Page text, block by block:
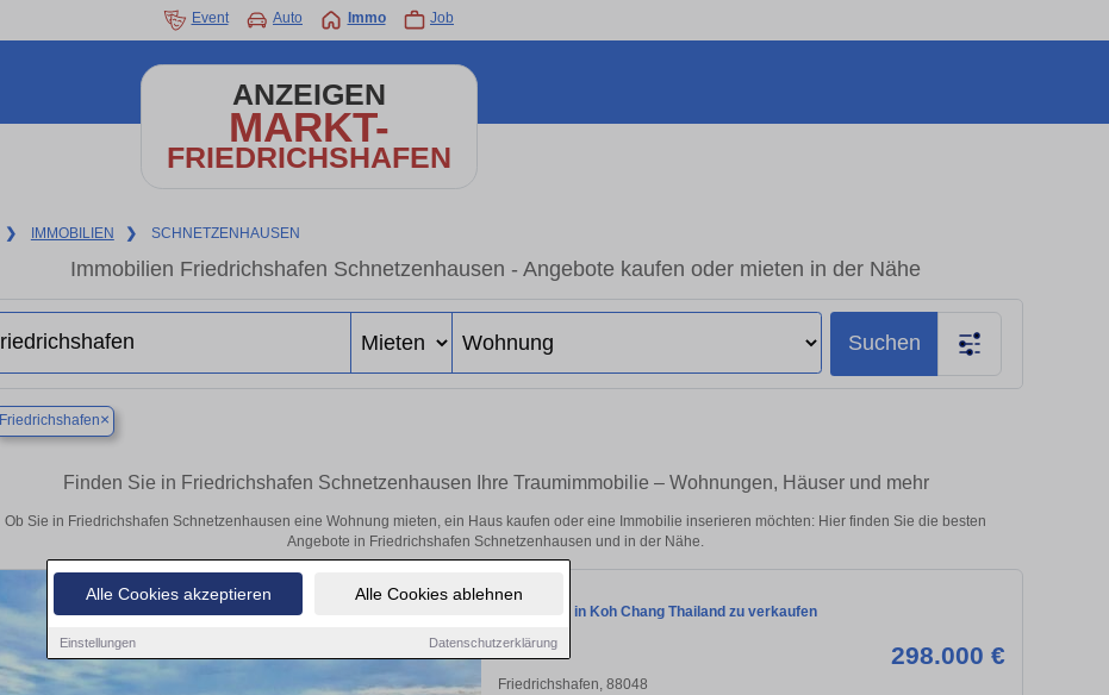
Alle Cookies akzeptieren Alle Cookies ablehnen
Einstellungen Datenschutzerklärung
Event Auto Immo Job
ANZEIGEN
MARKT-
FRIEDRICHSHAFEN
❯ IMMOBILIEN ❯ SCHNETZENHAUSEN
Immobilien Friedrichshafen Schnetzenhausen - Angebote kaufen oder mieten in der Nähe
Suchen
Friedrichshafen×
Finden Sie in Friedrichshafen Schnetzenhausen Ihre Traumimmobilie – Wohnungen, Häuser und mehr
Ob Sie in Friedrichshafen Schnetzenhausen eine Wohnung mieten, ein Haus kaufen oder eine Immobilie inserieren möchten: Hier finden Sie die besten
Angebote in Friedrichshafen Schnetzenhausen und in der Nähe.
Penthouse in Koh Chang Thailand zu verkaufen
298.000 €
Friedrichshafen, 88048